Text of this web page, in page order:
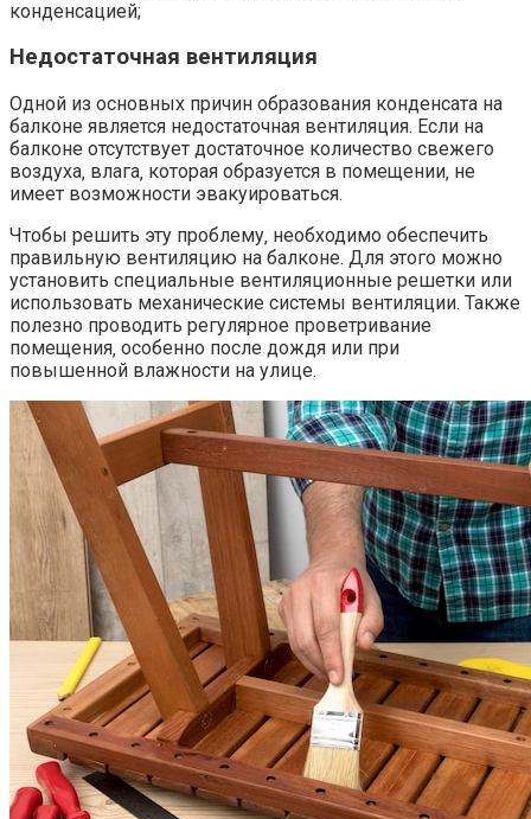
конденсацией;
Недостаточная вентиляция
Одной из основных причин образования конденсата на
балконе является недостаточная вентиляция.​ Если на
балконе отсутствует достаточное количество свежего
воздуха‚ влага‚ которая образуется в помещении‚ не
имеет возможности эвакуироваться.
Чтобы решить эту проблему‚ необходимо обеспечить
правильную вентиляцию на балконе. Для этого можно
установить специальные вентиляционные решетки или
использовать механические системы вентиляции.​ Также
полезно проводить регулярное проветривание
помещения‚ особенно после дождя или при
повышенной влажности на улице.​